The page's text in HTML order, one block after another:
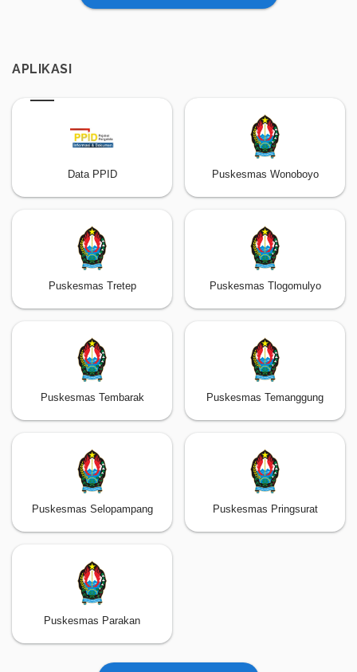
APLIKASI
Data PPID Puskesmas Wonoboyo
Puskesmas Tretep Puskesmas Tlogomulyo
Puskesmas Tembarak Puskesmas Temanggung
Puskesmas Selopampang Puskesmas Pringsurat
Puskesmas Parakan